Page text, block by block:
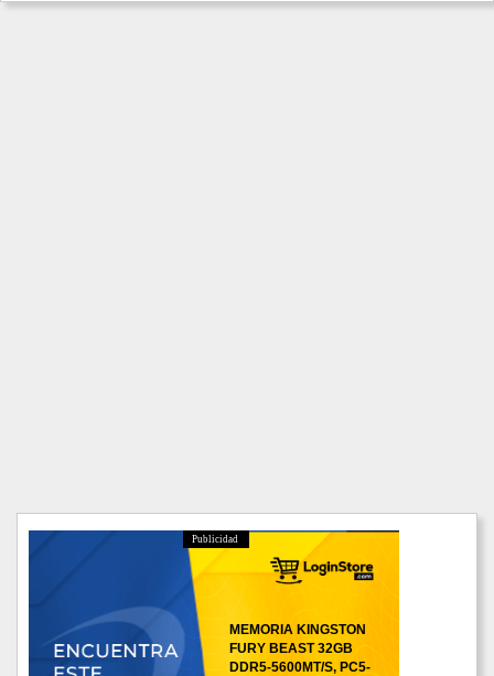
Publicidad
MEMORIA KINGSTON
FURY BEAST 32GB
DDR5-5600MT/S, PC5-